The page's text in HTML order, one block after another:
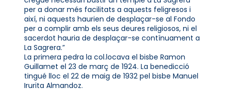
per a donar més facilitats a aquests feligresos i
així, ni aquests haurien de desplaçar-se al Fondo
per a complir amb els seus deures religiosos, ni el
sacerdot hauria de desplaçar-se contínuament a
La Sagrera.”
La primera pedra la col.locava el bisbe Ramon
Guillamet el 23 de març de 1924. La benedicció
tingué lloc el 22 de maig de 1932 pel bisbe Manuel
Irurita Almandoz.